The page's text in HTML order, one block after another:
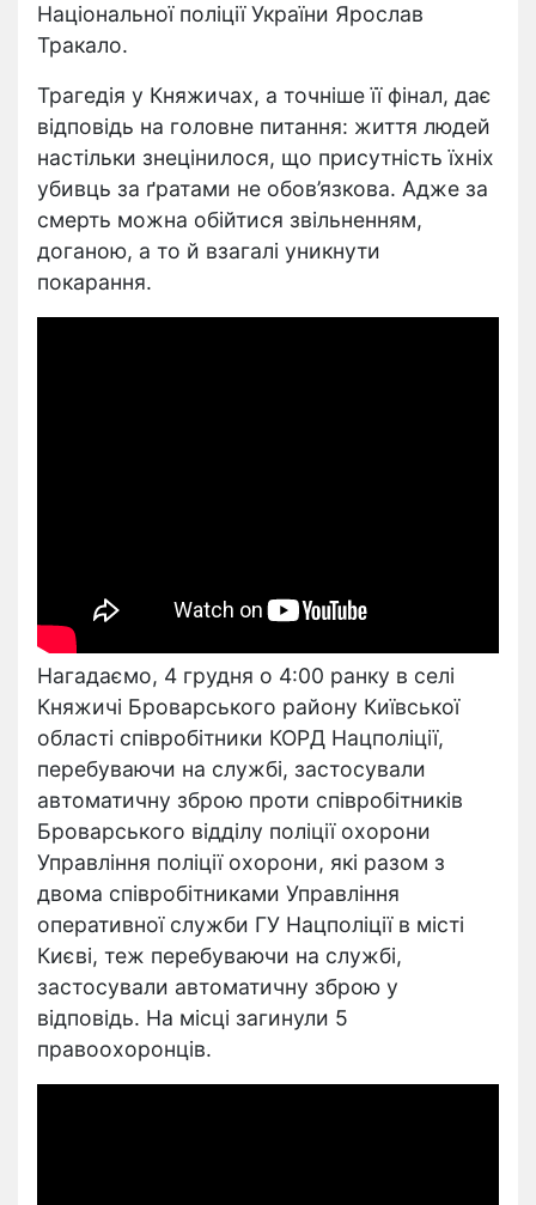
Національної поліції України Ярослав
Тракало.
Трагедія у Княжичах, а точніше її фінал, дає
відповідь на головне питання: життя людей
настільки знецінилося, що присутність їхніх
убивць за ґратами не обов’язкова. Адже за
смерть можна обійтися звільненням,
доганою, а то й взагалі уникнути
покарання.
Нагадаємо, 4 грудня о 4:00 ранку в селі
Княжичі Броварського району Київської
області співробітники КОРД Нацполіції,
перебуваючи на службі, застосували
автоматичну зброю проти співробітників
Броварського відділу поліції охорони
Управління поліції охорони, які разом з
двома співробітниками Управління
оперативної служби ГУ Нацполіції в місті
Києві, теж перебуваючи на службі,
застосували автоматичну зброю у
відповідь. На місці загинули 5
правоохоронців.